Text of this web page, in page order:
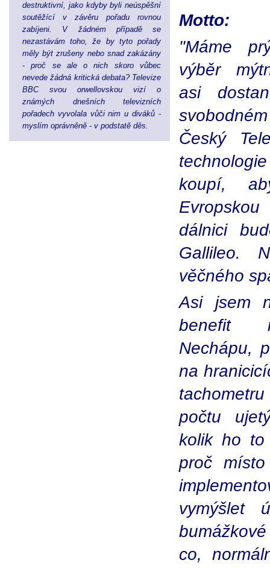
destruktivní, jako kdyby byli neúspěšní
soutěžící v závěru pořadu rovnou
zabíjeni. V žádném případě se
nezastávám toho, že by tyto pořady
měly být zrušeny nebo snad zakázány
- proč se ale o nich skoro vůbec
nevede žádná kritická debata? Televize
BBC svou orwellovskou vizí o
známých dnešních televizních
pořadech vyvolala vůči nim u diváků -
myslím oprávněně - v podstatě děs.
Motto:
"Máme
výběr
asi
Český
koupí,
dálnici
Gallileo.
věčného
Asi jsem
benefit
Nechápu,
na
počtu
kolik ho to
proč
vymýšlet
co,